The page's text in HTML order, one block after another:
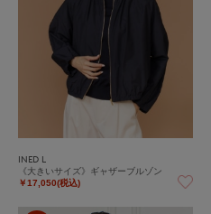
INED L
《大きいサイズ》ギャザーブルゾン
￥17,050(税込)